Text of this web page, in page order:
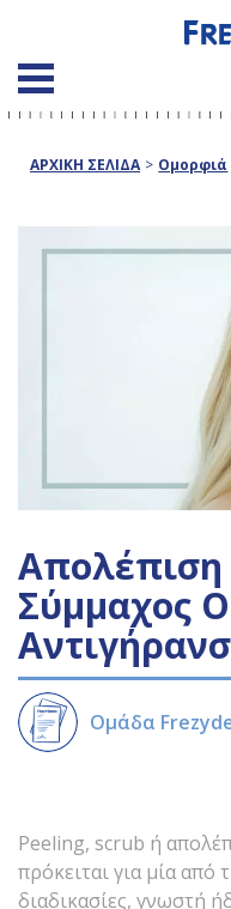
ΑΡΧΙΚΗ ΣΕΛΙΔΑ > Ομορφιά
Σύμμαχος
Ομάδα
Peeling, scrub ή
πρόκειται για μία από
διαδικασίες, γνωστή